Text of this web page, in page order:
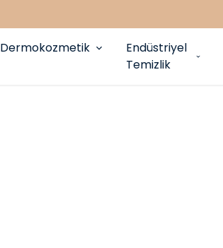
Dermokozmetik
Endüstriyel
Temizlik